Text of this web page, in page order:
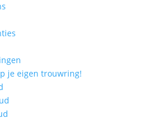
je eigen trouwring!